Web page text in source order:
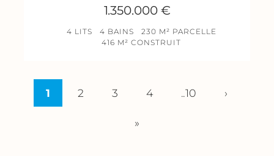
1.350.000 €
4 LITS 4 BAINS
230 M² PARCELLE
416 M² CONSTRUIT
1 2 3 4 ..10 ›
»